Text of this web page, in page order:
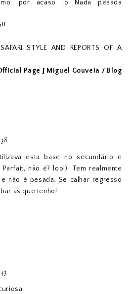
por acaso :o Nada pesada
STYLE AND REPORTS OF A
Page ∫ Miguel Gouveia / Blog
esta base no secundário e
não é? lool). Tem realmente
não é pesada. Se calhar regresso
as que tenho!